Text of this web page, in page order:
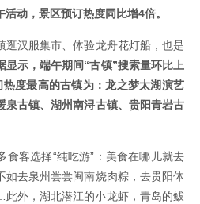
动，景区预订热度同比增4倍。
逛汉服集市、体验龙舟花灯船，也是
显示，端午期间“古镇”搜索量环比上
度最高的古镇为：龙之梦太湖演艺
泉古镇、湖州南浔古镇、贵阳青岩古
食客选择“纯吃游”：美食在哪儿就去
如去泉州尝尝闽南烧肉粽，去贵阳体
外，湖北潜江的小龙虾，青岛的鲅